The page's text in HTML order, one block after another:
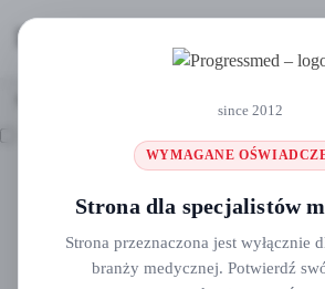
since 2012
WYMAGANE
Strona dla specjalistów
Strona przeznaczona jest wyłącznie
branży medycznej. Potwierdź